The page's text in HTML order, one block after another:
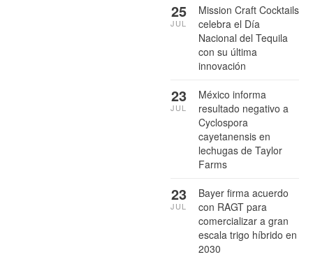
Mission Craft Cocktails
celebra el Día
Nacional del Tequila
con su última
innovación
25
JUL
México informa
resultado negativo a
Cyclospora
cayetanensis en
lechugas de Taylor
Farms
23
JUL
Bayer firma acuerdo
con RAGT para
comercializar a gran
escala trigo híbrido en
2030
23
JUL